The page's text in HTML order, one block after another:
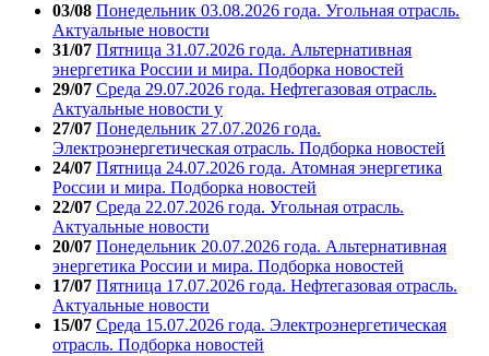
03/08 Понедельник 03.08.2026 года. Угольная отрасль.
Актуальные новости
31/07 Пятница 31.07.2026 года. Альтернативная
энергетика России и мира. Подборка новостей
29/07 Среда 29.07.2026 года. Нефтегазовая отрасль.
Актуальные новости у
27/07 Понедельник 27.07.2026 года.
Электроэнергетическая отрасль. Подборка новостей
24/07 Пятница 24.07.2026 года. Атомная энергетика
России и мира. Подборка новостей
22/07 Среда 22.07.2026 года. Угольная отрасль.
Актуальные новости
20/07 Понедельник 20.07.2026 года. Альтернативная
энергетика России и мира. Подборка новостей
17/07 Пятница 17.07.2026 года. Нефтегазовая отрасль.
Актуальные новости
15/07 Среда 15.07.2026 года. Электроэнергетическая
отрасль. Подборка новостей